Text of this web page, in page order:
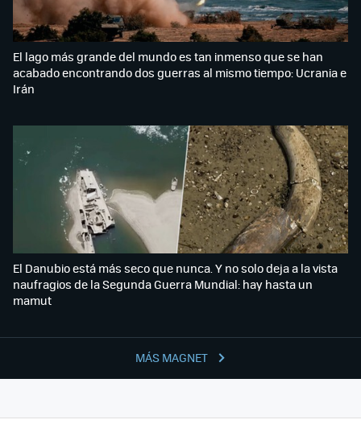
MÁS MAGNET
El lago más grande del mundo es tan inmenso que se han
acabado encontrando dos guerras al mismo tiempo: Ucrania e
Irán
El Danubio está más seco que nunca. Y no solo deja a la vista
naufragios de la Segunda Guerra Mundial: hay hasta un
mamut